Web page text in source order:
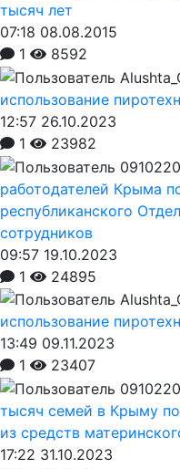
тысяч лет
07:18 08.08.2015
1
8592
использование
12:57 26.10.2023
1
23982
работодателей Крыма
республиканского
сотрудников
09:57 19.10.2023
1
24895
использование
13:49 09.11.2023
1
23407
тысяч семей в Крыму
из средств
17:22 31.10.2023